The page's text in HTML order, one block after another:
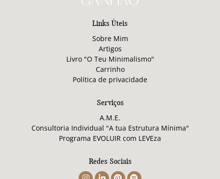
Links Úteis
Sobre Mim
Artigos
Livro "O Teu Minimalismo"
Carrinho
Política de privacidade
Serviços
A.M.E.
Consultoria Individual "A tua Estrutura Mínima"
Programa EVOLUIR com LEVEza
Redes Sociais